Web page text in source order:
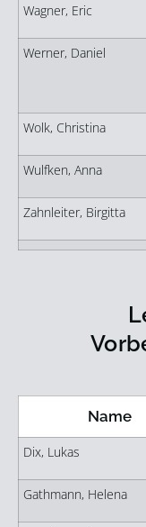
Wagner, Eric
Werner, Daniel
Wolk, Christina
Wulfken, Anna
Zahnleiter, Birgitta
Name
Dix, Lukas
Gathmann, Helena